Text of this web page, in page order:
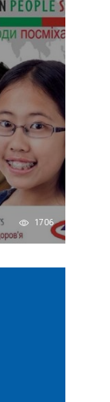
1706